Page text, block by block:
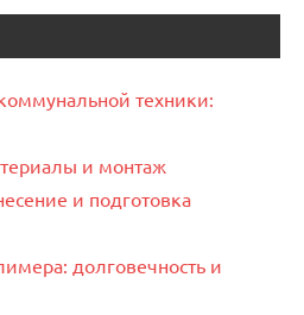
техники:
и монтаж
и подготовка
долговечность и